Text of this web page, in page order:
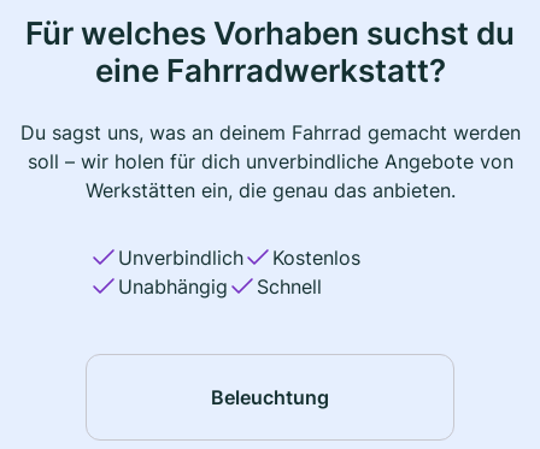
Für welches Vorhaben suchst du
eine Fahrradwerkstatt?
Du sagst uns, was an deinem Fahrrad gemacht werden
soll – wir holen für dich unverbindliche Angebote von
Werkstätten ein, die genau das anbieten.
Unverbindlich
Kostenlos
Unabhängig
Schnell
Beleuchtung